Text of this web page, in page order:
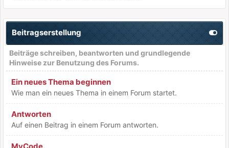
Beitragserstellung
Beiträge schreiben, beantworten und grundlegende
Hinweise zur Benutzung des Forums.
Ein neues Thema beginnen
Wie man ein neues Thema in einem Forum startet.
Antworten
Auf einen Beitrag in einem Forum antworten.